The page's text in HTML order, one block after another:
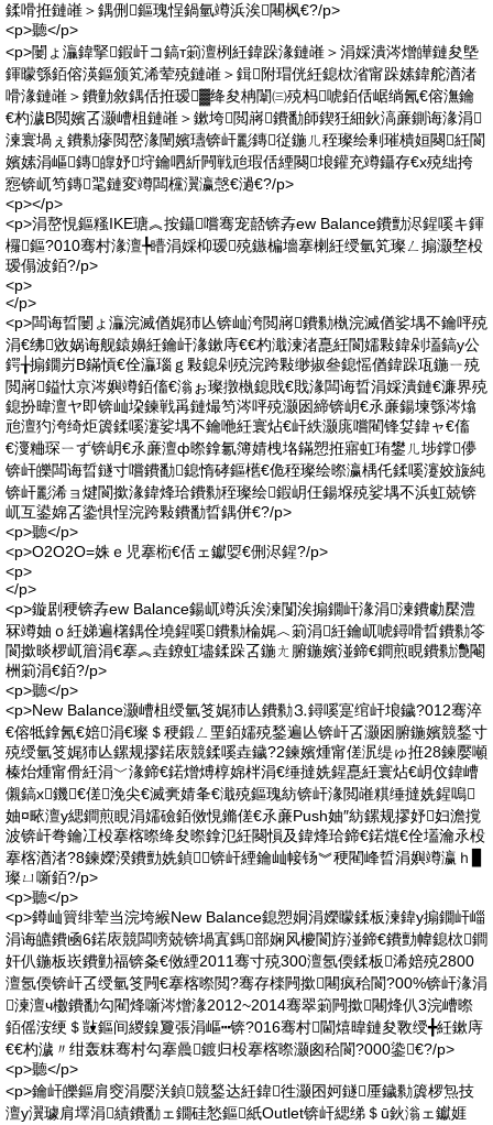
鍒嗗拰鏈嶉＞鍝侀鏂瑰悜鍋氫竴浜涘闀枫€?/p>
<p>聽</p>
<p>闄ょ灜鍏掔鍜屽コ鎬т箣澶栵紝鍏跺湪鏈嶉＞涓婇潰涔熷皣鏈夋墍
鍕曚綔銆傛渶鏂颁笂浠荤殑鏈嶉＞鍓附瑁侊紝鎴栨渻甯跺嫊鍏舵湭渚
嗗湪鏈嶉＞鐨勭敘鍝佸拰瑷▓绛夋柟闈㈢殑杩唬銆佸崌绱氥€傛潕鑰
€杓濊В閲嬪叾灏嶆柤鏈嶉＞鏉垮閲嶈鐨勫師鍥狅細鈥滈亷鍘诲湪涓
湅寰堝ぇ鐨勬瘮閲嶅湪闉嬪瓙锛屽彲鏄従鍦ㄦ秷璨绘剰璀樻姮闋紝閬
嬪嫊涓嶇鏄皥妤垨鑰呬紤闁戦兘瑕佸緸闋埌鑵充竴鑷存€х殑绌挎
惌锛屼笉鏄毣鏈変竴闆欓瀷瀛愨€濄€?/p>
<p></p>
<p>涓嶅悓鏂糔IKE瑭︽按鑷嚐骞宠嚭锛孨ew Balance鐨勯浕鍟嗘キ鍕
欏鏂?010骞村湪澶╄矒涓婇枊瑷殑鏃楄墻搴楋紝绶氫笂璨ㄥ搧灏堥杸
瑷傝波銆?/p>
<p>
</p>
<p>闆诲晢闄ょ灜浣滅偤娓犻亾锛屾洿閲嶈鐨勬槸浣滅偤娑堣不鑰呯殑
涓€绋敓娲诲舰鎱嬶紝鑰屽湪鏉庤€€杓濈湅渚嗭紝閬嬬敤鍏剁壒鎬у公
鍔╁搧鐗岃В鏋愩€佺灜瑙ｇ敤鎴剁殑浣跨敤缈掓叄鎴愮偤鍏跺瓨鍦ㄧ殑
閲嶈鎰忕京涔嬩竴銆傗€滃ぉ璨撴槸鎴戝€戝湪闆诲晢涓婇潰鏈€濂界殑
鎴扮暐澶ヤ即锛屾垜鍊戦爯鏈熶笉涔呯殑灏囦締锛岄€氶亷鍚堜綔涔熻
兘澶犳洿绮炬簴鍒嗘瀽娑堣不鑰咃紝寰炶€屽紩灏庣嚐閵锋姇鍏ャ€傗
€濅粬琛ㄧず锛岄€氶亷澶ф暩鎿氱簿婧栧垎鏋愬拰寤虹珛鐢ㄦ埗鐣儚
锛屽皪闆诲晢鐩寸嚐鐨勫鎴惰硣鏂欍€佹秷璨绘暩瀛楀仛鍒嗘瀽姣旇純
锛屽彲浠ョ煡閬撳湪鍏烽珨鐨勬秷璨绘鍜岄仼鍚堢殑娑堣不浜虹兢锛
屼互鍙婂叾鍌惧悜浣跨敤鐨勫晢鍝併€?/p>
<p>聽</p>
<p>O2O2O=姝ｅ児搴椼€佸ェ钀娿€侀浕鍟?/p>
<p>
</p>
<p>鏇剧稉锛孨ew Balance鍚屼竴浜涘湅闅涘搧鐗屽湪涓湅鐨勮檿澧
冧竴妯ｏ紝娣遍櫡鍝佺墝鍟嗘鐨勬棆娓︿箣涓紝鑰屼唬鐞嗗晢鐨勬笭
閬撳晱椤屼篃涓€搴︽垚鐐虹壗鍒跺叾鍦ㄤ腑鍦嬪湴鍗€鐧煎睍鐨勬灧閹
栦箣涓€銆?/p>
<p>聽</p>
<p>New Balance灏嶆柤绶氫笅娓犻亾鐨勬⒊鐞嗘寔绾屽埌鐬?012骞淬
€傛牴鎿氥€婄涓€璨＄稉鍛ㄥ垔銆嬬殑鍫遍亾锛屽叾灏囦腑鍦嬪競鍫寸
殑绶氫笅娓犻亾鏍规摎鍩庡競鍒嗘垚鐬?2鍊嬪煄甯傞泦缇ゅ拰28鍊嬮噸
榛炲煄甯傦紝涓﹀湪鍗€鍩熷煿椁婂柈涓€缍撻姺鍟嗭紝寰炶€岄伩鍏嶆
儭鎬х鐖€傞浼尖€滅亴婧夆€濈殑鏂瑰紡锛屽湪閲嶉粸缍撻姺鍟嗚
妯¤畩澶у緦鐧煎睍涓嬬礆銆傚悓鏅傞€氶亷Push妯″紡鏍规摎妤妇澹撹
波锛屽弮鑰冮杸搴楁暩绛夋暩鎿氾紝闋愪及鍏烽珨鍗€鍩熴€佺壒瀹氶杸
搴楁湭渚?8鍊嬫湀鐨勯姺鍞锛屽緸鑰屾帹钖︾稉閵峰晢涓嬩竴瀛ｈ▊
璨ㄩ噺銆?/p>
<p>聽</p>
<p>鐏屾簤绯荤当浣垮緱New Balance鎴愬姛涓嬫矇鍒板湅鍏у搧鐗屽崰
涓诲皫鐨凾6鍩庡競闆嗙兢锛堝寘鎷部娴风櫦閬斿湴鍗€鐨勯幃鎴栨鐧
奸仈鍦板崁鐨勭福锛夈€傚緸2011骞寸殑300澶氬偄鍒板浠婄殑2800
澶氬偄锛屽叾绶氫笅闁€搴楁暩閲?骞存檪闁撳闀疯秴閬?00%锛屽湪涓
湅澶ч櫢鐨勫勾閵烽噺涔熷湪2012~2014骞翠箣闁撳闀烽仈3浣嶆暩
銆傜洝绠＄敱鏂间緵鎳夐張涓嶇┅锛?016骞村閫熺暐鏈夋斁绶╋紝鏉庤
€€杓濊〃绀轰粖骞村勾搴曟鍍归杸搴楁暩灏囪秴閬?000鍌€?/p>
<p>聽</p>
<p>鑰屽皪鏂肩窔涓嬮浂鍞競鍫达紝鍏徃灏囨妸鐩厜鐬勬簴椤炰技
澶у瀷璩肩墿涓績鐨勫ェ鐗硅悐鏂紙Outlet锛屽緦绨＄ū鈥滃ェ钀娾